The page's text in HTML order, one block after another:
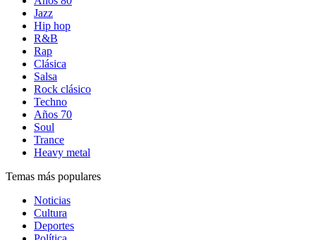
Jazz
Hip hop
R&B
Rap
Clásica
Salsa
Rock clásico
Techno
Años 70
Soul
Trance
Heavy metal
Temas más populares
Noticias
Cultura
Deportes